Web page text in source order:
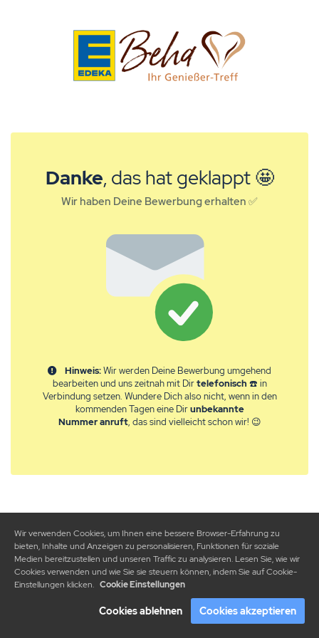
Danke, das hat geklappt 🤩
Wir haben Deine Bewerbung erhalten ✅
Hinweis:Wir werden Deine Bewerbung umgehend
bearbeiten und uns zeitnah mit Dirtelefonisch ☎️ in
Verbindung setzen. Wundere Dich also nicht, wenn in den
kommenden Tagen eine Dirunbekannte
Nummer anruft, das sind vielleicht schon wir! 😉
Wir verwenden Cookies, um Ihnen eine bessere Browser-Erfahrung zu
bieten, Inhalte und Anzeigen zu personalisieren, Funktionen für soziale
Medien bereitzustellen und unseren Traffic zu analysieren. Lesen Sie, wie wir
Cookies verwenden und wie Sie sie steuern können, indem Sie auf Cookie-
Einstellungen klicken. Cookie Einstellungen
Cookies ablehnen Cookies akzeptieren